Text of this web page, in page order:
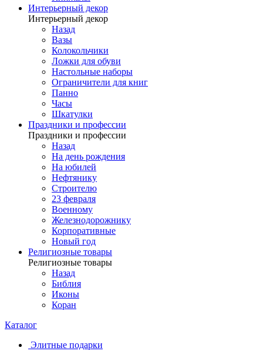
Интерьерный декор
Интерьерный декор
Назад
Вазы
Колокольчики
Ложки для обуви
Настольные наборы
Ограничители для книг
Панно
Часы
Шкатулки
Праздники и профессии
Праздники и профессии
Назад
На день рождения
На юбилей
Нефтянику
Строителю
23 февраля
Военному
Железнодорожнику
Корпоративные
Новый год
Религиозные товары
Религиозные товары
Назад
Библия
Иконы
Коран
Каталог
Элитные подарки